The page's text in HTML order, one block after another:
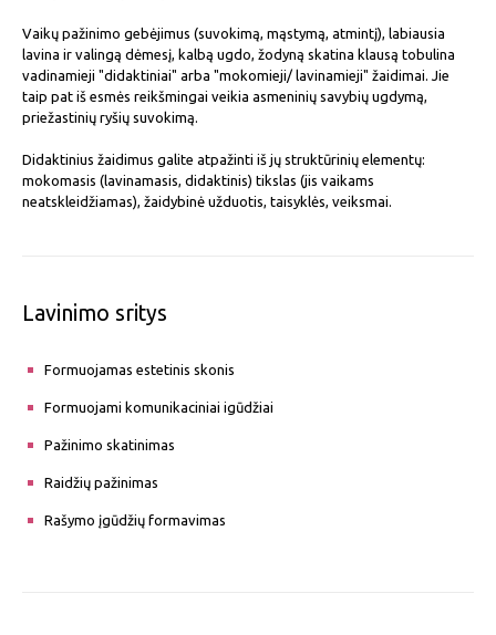
Vaikų pažinimo gebėjimus (suvokimą, mąstymą, atmintį), labiausia
lavina ir valingą dėmesį, kalbą ugdo, žodyną skatina klausą tobulina
vadinamieji "didaktiniai" arba "mokomieji/ lavinamieji" žaidimai. Jie
taip pat iš esmės reikšmingai veikia asmeninių savybių ugdymą,
priežastinių ryšių suvokimą.
Didaktinius žaidimus galite atpažinti iš jų struktūrinių elementų:
mokomasis (lavinamasis, didaktinis) tikslas (jis vaikams
neatskleidžiamas), žaidybinė užduotis, taisyklės, veiksmai.
Lavinimo sritys
Formuojamas estetinis skonis
Formuojami komunikaciniai igūdžiai
Pažinimo skatinimas
Raidžių pažinimas
Rašymo įgūdžių formavimas